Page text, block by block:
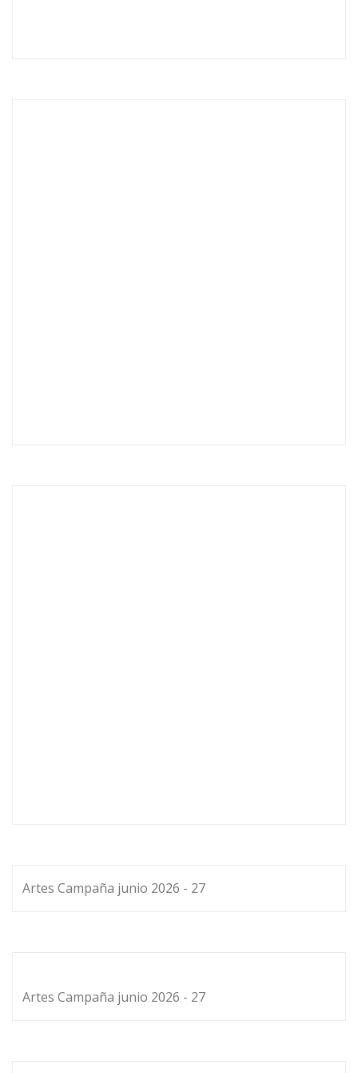
Artes Campaña junio 2026 - 27
Artes Campaña junio 2026 - 27